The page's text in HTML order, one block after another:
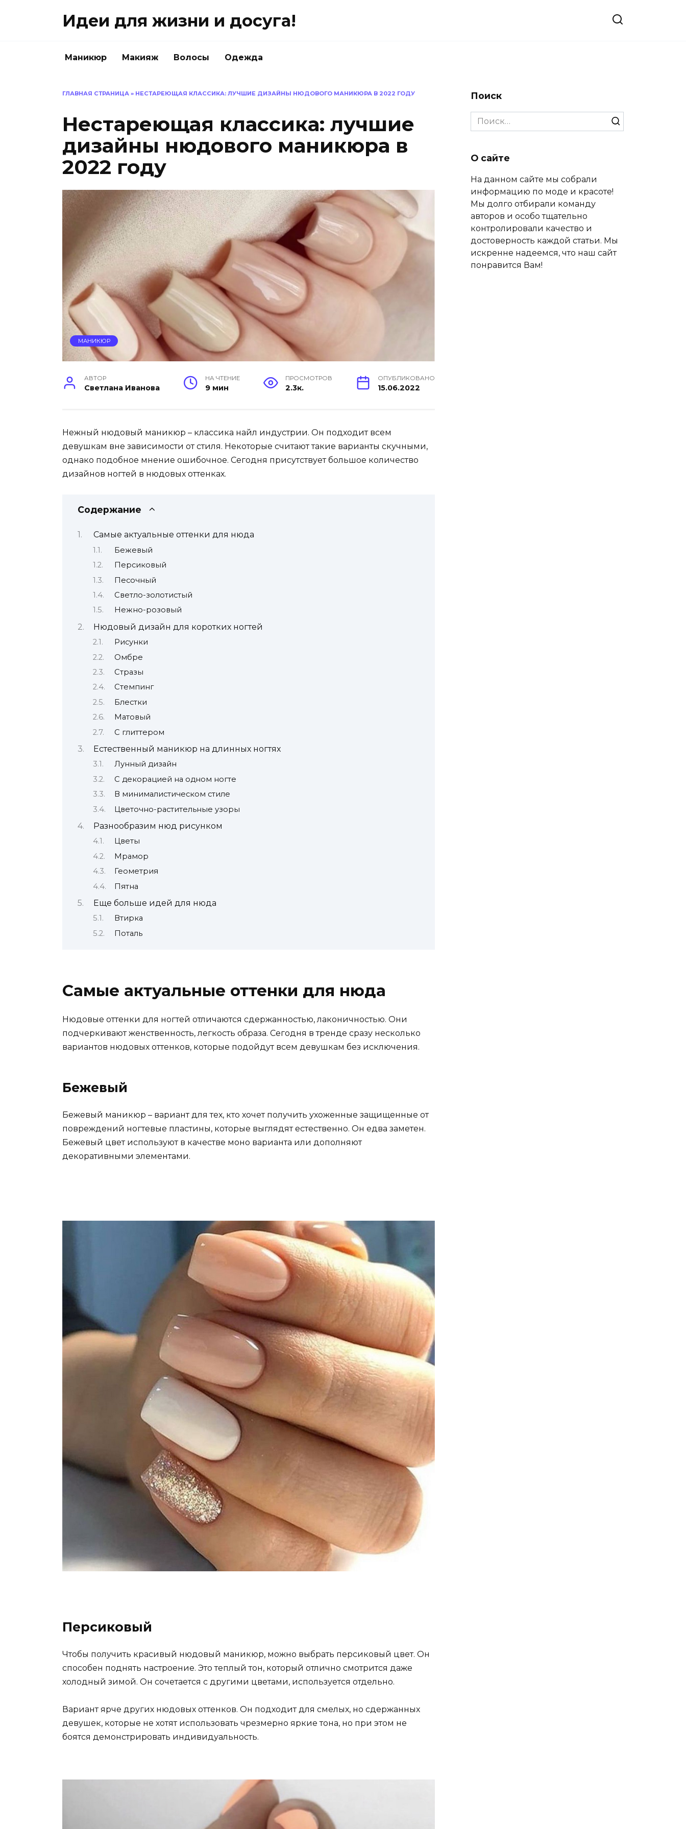
Идеи для жизни и досуга!
Маникюр Макияж Волосы Одежда
ГЛАВНАЯ СТРАНИЦА » НЕСТАРЕЮЩАЯ КЛАССИКА: ЛУЧШИЕ ДИЗАЙНЫ НЮДОВОГО МАНИКЮРА В 2022 ГОДУ
Нестареющая классика: лучшие
дизайны нюдового маникюра в
2022 году
МАНИКЮР
АВТОР
Светлана Иванова
НА ЧТЕНИЕ
9 мин
ПРОСМОТРОВ
2.3к.
ОПУБЛИКОВАНО
15.06.2022
Нежный нюдовый маникюр – классика найл индустрии. Он подходит всем
девушкам вне зависимости от стиля. Некоторые считают такие варианты скучными,
однако подобное мнение ошибочное. Сегодня присутствует большое количество
дизайнов ногтей в нюдовых оттенках.
Содержание
Самые актуальные оттенки для нюда
Бежевый
Персиковый
Песочный
Светло-золотистый
Нежно-розовый
Нюдовый дизайн для коротких ногтей
Рисунки
Омбре
Стразы
Стемпинг
Блестки
Матовый
С глиттером
Естественный маникюр на длинных ногтях
Лунный дизайн
С декорацией на одном ногте
В минималистическом стиле
Цветочно-растительные узоры
Разнообразим нюд рисунком
Цветы
Мрамор
Геометрия
Пятна
Еще больше идей для нюда
Втирка
Поталь
Самые актуальные оттенки для нюда
Нюдовые оттенки для ногтей отличаются сдержанностью, лаконичностью. Они
подчеркивают женственность, легкость образа. Сегодня в тренде сразу несколько
вариантов нюдовых оттенков, которые подойдут всем девушкам без исключения.
Бежевый
Бежевый маникюр – вариант для тех, кто хочет получить ухоженные защищенные от
повреждений ногтевые пластины, которые выглядят естественно. Он едва заметен.
Бежевый цвет используют в качестве моно варианта или дополняют
декоративными элементами.
Персиковый
Чтобы получить красивый нюдовый маникюр, можно выбрать персиковый цвет. Он
способен поднять настроение. Это теплый тон, который отлично смотрится даже
холодный зимой. Он сочетается с другими цветами, используется отдельно.
Вариант ярче других нюдовых оттенков. Он подходит для смелых, но сдержанных
девушек, которые не хотят использовать чрезмерно яркие тона, но при этом не
боятся демонстрировать индивидуальность.
Поиск
Search
for:
О сайте
На данном сайте мы собрали
информацию по моде и красоте!
Мы долго отбирали команду
авторов и особо тщательно
контролировали качество и
достоверность каждой статьи. Мы
искренне надеемся, что наш сайт
понравится Вам!